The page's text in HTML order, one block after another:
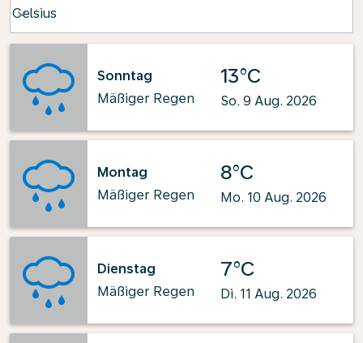
Celsius
keyboard_arrow_down
Sonntag
Mäßiger Regen
13°C
So. 9 Aug. 2026
Montag
Mäßiger Regen
8°C
Mo. 10 Aug. 2026
Dienstag
Mäßiger Regen
7°C
Di. 11 Aug. 2026